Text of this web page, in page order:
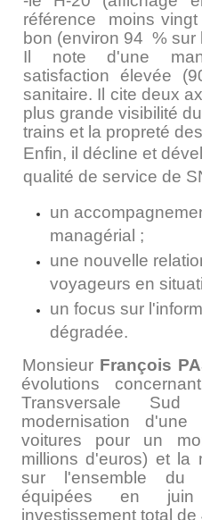
référence moins
bon (environ 94 % sur
Il note d'une
satisfaction élevée
sanitaire. Il cite deux
plus grande visibilité
trains et la propreté
Enfin, il décline et
qualité de service de
un
managérial ;
une nouvelle
voyageurs en
un focus sur
dégradée.
Monsieur François
évolutions
Transversale
modernisation
voitures pour un
millions d'euros) et la
sur l'ensemble du
équipées en
investissement total